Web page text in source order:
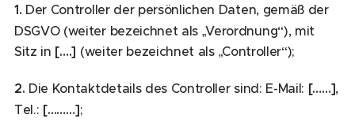
1. Der Controller der persönlichen Daten, gemäß der
DSGVO (weiter bezeichnet als „Verordnung“), mit
Sitz in [….] (weiter bezeichnet als „Controller“);
2. Die Kontaktdetails des Controller sind: E-Mail: [……],
Tel.: [………];